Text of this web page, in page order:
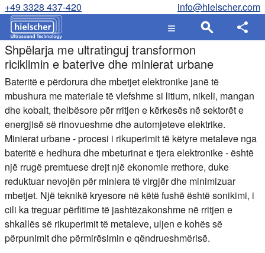
+49 3328 437-420 info@hielscher.com
Shpëlarja me ultratinguj transformon
riciklimin e baterive dhe minierat urbane
Bateritë e përdorura dhe mbetjet elektronike janë të
mbushura me materiale të vlefshme si litium, nikeli, mangan
dhe kobalt, thelbësore për rritjen e kërkesës në sektorët e
energjisë së rinovueshme dhe automjeteve elektrike.
Minierat urbane - procesi i rikuperimit të këtyre metaleve nga
bateritë e hedhura dhe mbeturinat e tjera elektronike - është
një rrugë premtuese drejt një ekonomie rrethore, duke
reduktuar nevojën për miniera të virgjër dhe minimizuar
mbetjet. Një teknikë kryesore në këtë fushë është sonikimi, i
cili ka treguar përfitime të jashtëzakonshme në rritjen e
shkallës së rikuperimit të metaleve, uljen e kohës së
përpunimit dhe përmirësimin e qëndrueshmërisë.